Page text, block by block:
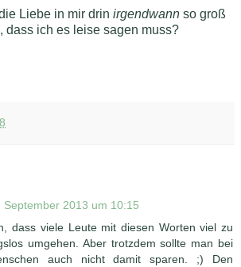
Liebe in mir drin irgendwann so groß
dass ich es leise sagen muss?
September 2013 um 10:15
dass viele Leute mit diesen Worten viel zu
umgehen. Aber trotzdem sollte man bei
auch nicht damit sparen. ;) Den